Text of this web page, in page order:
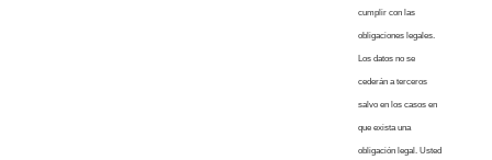
cumplir con las
obligaciones legales.
Los datos no se
cederán a terceros
salvo en los casos en
que exista una
obligación legal. Usted